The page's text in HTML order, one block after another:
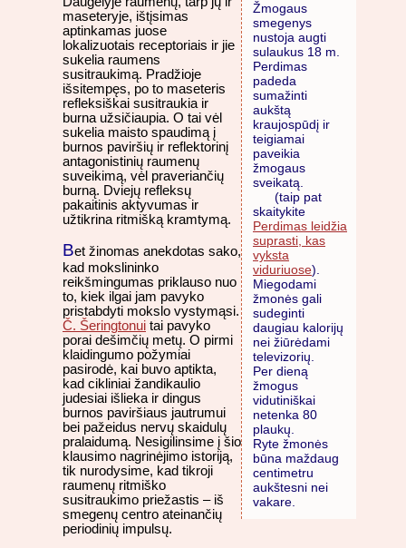
Žmogaus
smegenys
nustoja augti
sulaukus 18 m.
Perdimas
padeda
sumažinti
aukštą
kraujospūdį ir
teigiamai
paveikia
žmogaus
sveikatą.
(taip pat
skaitykite
Perdimas leidžia
suprasti, kas
vyksta
viduriuose).
Miegodami
žmonės gali
sudeginti
daugiau kalorijų
nei žiūrėdami
televizorių.
Per dieną
žmogus
vidutiniškai
netenka 80
plaukų.
Ryte žmonės
būna maždaug
centimetru
aukštesni nei
vakare.
maseteryje, ištįsimas
aptinkamas juose
lokalizuotais receptoriais ir jie
sukelia raumens
susitraukimą. Pradžioje
išsitempęs, po to maseteris
refleksiškai susitraukia ir
burna užsičiaupia. O tai vėl
sukelia maisto spaudimą į
burnos paviršių ir reflektorinį
antagonistinių raumenų
suveikimą, vėl praveriančių
burną. Dviejų refleksų
pakaitinis aktyvumas ir
užtikrina ritmišką kramtymą.
Bet žinomas anekdotas sako,
kad mokslininko
reikšmingumas priklauso nuo
to, kiek ilgai jam pavyko
pristabdyti mokslo vystymąsi.
Č. Šeringtonui tai pavyko
porai dešimčių metų. O pirmi
klaidingumo požymiai
pasirodė, kai buvo aptikta,
kad cikliniai žandikaulio
judesiai išlieka ir dingus
burnos paviršiaus jautrumui
bei pažeidus nervų skaidulų
pralaidumą. Nesigilinsime į šio
klausimo nagrinėjimo istoriją,
tik nurodysime, kad tikroji
raumenų ritmiško
susitraukimo priežastis – iš
smegenų centro ateinančių
periodinių impulsų.